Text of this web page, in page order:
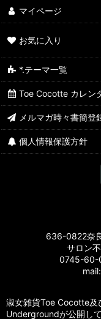
マイページ
お気に入り
*.テーマ一覧
Toe Cocotte カレン
メルマガ時々書簡登
個人情報保護方針
636-0822奈
サロン
0745-60-
淑女雑貨Toe Cocotte
Undergroundが公開し